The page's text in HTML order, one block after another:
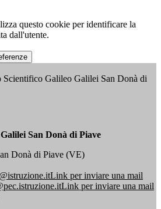
questo cookie per identificare la
dall'utente.
Scientifico Galileo Galilei San Donà di
San Donà di Piave
Donà di Piave (VE)
Link per inviare una mail
Link per inviare una mail